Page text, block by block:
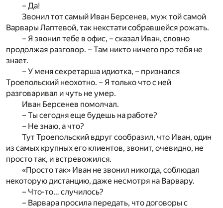
– Да!
Звонил тот самый Иван Берсенев, муж той самой
Варвары Лаптевой, так некстати собравшейся рожать.
– Я звонил тебе в офис, – сказал Иван, словно
продолжая разговор. – Там никто ничего про тебя не
знает.
– У меня секретарша идиотка, – признался
Троепольский неохотно. – Я только что с ней
разговаривал и чуть не умер.
Иван Берсенев помолчал.
– Ты сегодня еще будешь на работе?
– Не знаю, а что?
Тут Троепольский вдруг сообразил, что Иван, один
из самых крупных его клиентов, звонит, очевидно, не
просто так, и встревожился.
«Просто так» Иван не звонил никогда, соблюдал
некоторую дистанцию, даже несмотря на Варвару.
– Что-то… случилось?
– Варвара просила передать, что договоры с